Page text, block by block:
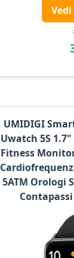
UMIDIGI
Uwatch 5S
Fitness
5ATM Orologi